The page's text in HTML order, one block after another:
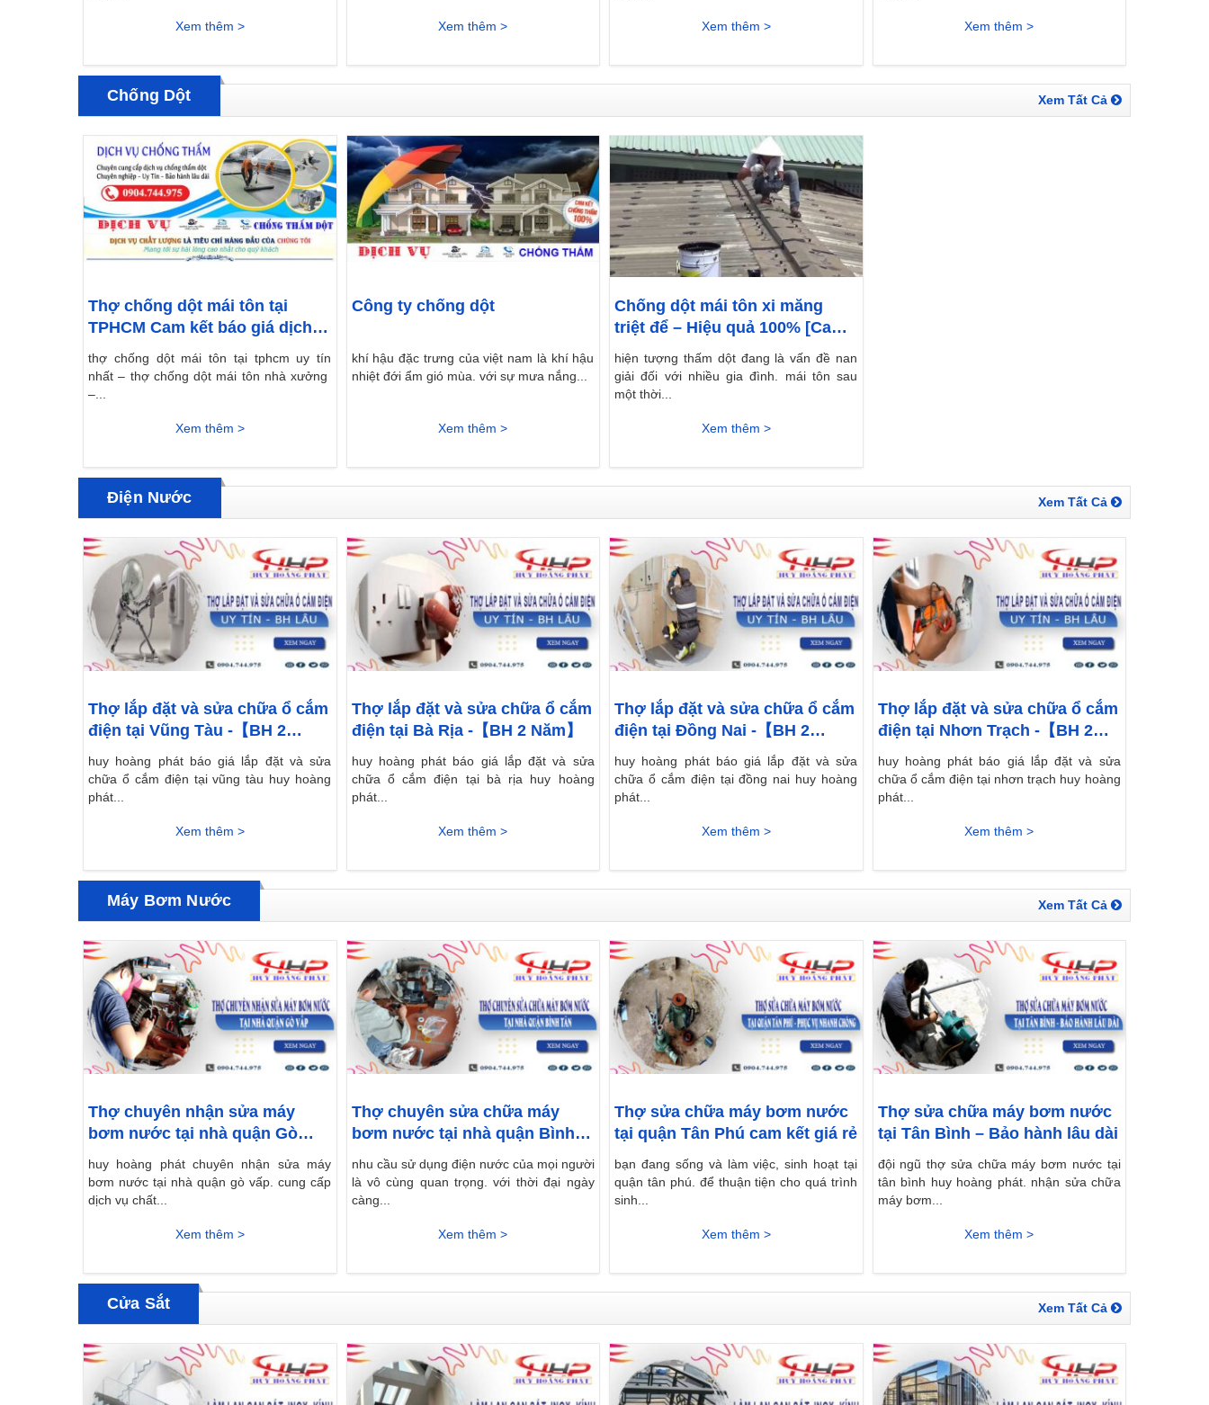
Xem thêm > Xem thêm > Xem thêm > Xem thêm >
Chống Dột Xem Tất Cả
Thợ chống dột mái tôn tại
TPHCM Cam kết báo giá dịch
vụ rẻ nhất
thợ chống dột mái tôn tại tphcm uy tín
nhất – thợ chống dột mái tôn nhà xưởng
–...
Xem thêm >
Công ty chống dột
khí hậu đặc trưng của việt nam là khí hậu
nhiệt đới ẩm gió mùa. với sự mưa nắng...
Xem thêm >
Chống dột mái tôn xi măng
triệt để – Hiệu quả 100% [Cam
kết uy tín nhất]
hiện tượng thấm dột đang là vấn đề nan
giải đối với nhiều gia đình. mái tôn sau
một thời...
Xem thêm >
Điện Nước Xem Tất Cả
Thợ lắp đặt và sửa chữa ổ cắm
điện tại Vũng Tàu -【BH 2
Năm】
huy hoàng phát báo giá lắp đặt và sửa
chữa ổ cắm điện tại vũng tàu huy hoàng
phát...
Xem thêm >
Thợ lắp đặt và sửa chữa ổ cắm
điện tại Bà Rịa -【BH 2 Năm】
huy hoàng phát báo giá lắp đặt và sửa
chữa ổ cắm điện tại bà rịa huy hoàng
phát...
Xem thêm >
Thợ lắp đặt và sửa chữa ổ cắm
điện tại Đồng Nai -【BH 2
Năm】
huy hoàng phát báo giá lắp đặt và sửa
chữa ổ cắm điện tại đồng nai huy hoàng
phát...
Xem thêm >
Thợ lắp đặt và sửa chữa ổ cắm
điện tại Nhơn Trạch -【BH 2
Năm】
huy hoàng phát báo giá lắp đặt và sửa
chữa ổ cắm điện tại nhơn trạch huy hoàng
phát...
Xem thêm >
Máy Bơm Nước Xem Tất Cả
Thợ chuyên nhận sửa máy
bơm nước tại nhà quận Gò
huy hoàng phát chuyên nhận sửa máy
bơm nước tại nhà quận gò vấp. cung cấp
dịch vụ chất...
Xem thêm >
Thợ chuyên sửa chữa máy
bơm nước tại nhà quận Bình
nhu cầu sử dụng điện nước của mọi người
là vô cùng quan trọng. với thời đại ngày
càng...
Xem thêm >
Thợ sửa chữa máy bơm nước
tại quận Tân Phú cam kết giá rẻ
bạn đang sống và làm việc, sinh hoạt tại
quận tân phú. để thuận tiện cho quá trình
sinh...
Xem thêm >
Thợ sửa chữa máy bơm nước
tại Tân Bình – Bảo hành lâu dài
đội ngũ thợ sửa chữa máy bơm nước tại
tân bình huy hoàng phát. nhận sửa chữa
máy bơm...
Xem thêm >
Cửa Sắt Xem Tất Cả